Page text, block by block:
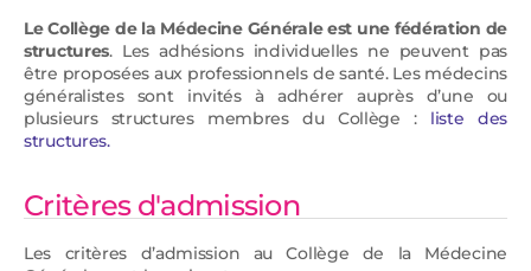
Le Collège de la Médecine Générale est une fédération de
structures. Les adhésions individuelles ne peuvent pas
être proposées aux professionnels de santé. Les médecins
généralistes sont invités à adhérer auprès d’une ou
plusieurs structures membres du Collège : liste des
structures.
Critères d'admission
Les critères d’admission au Collège de la Médecine